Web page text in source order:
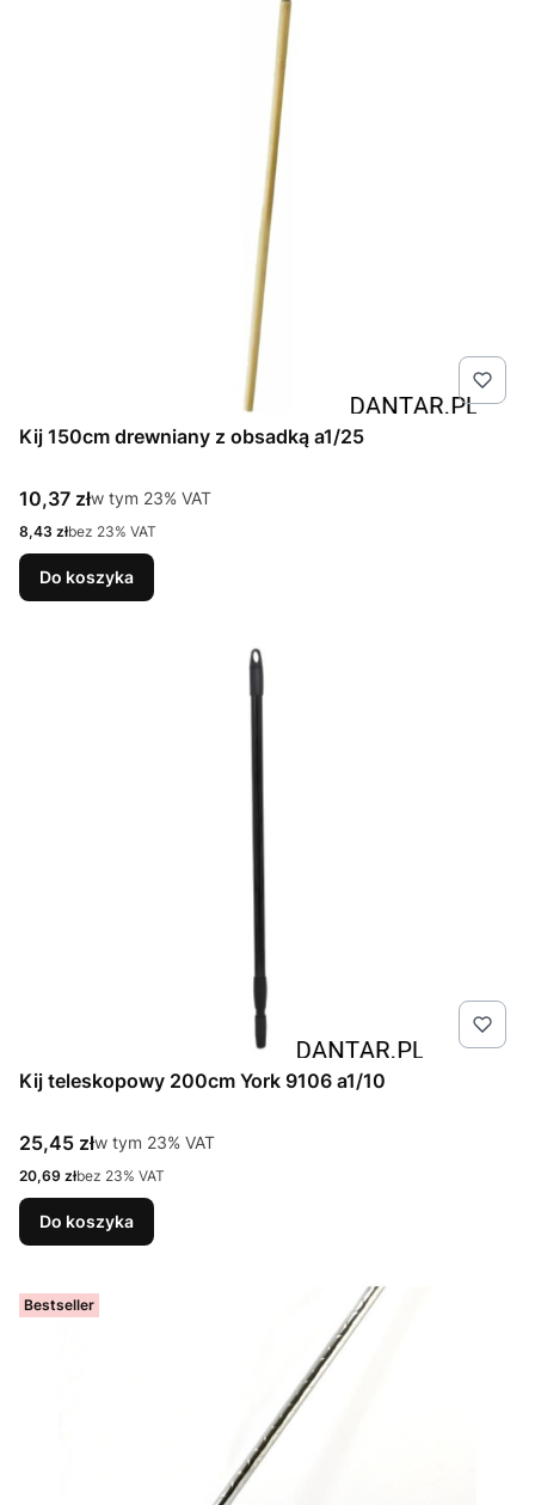
Kij 150cm drewniany z obsadką a1/25
Cena brutto
10,37 złw tym %s VAT
w tym 23% VAT
Cena netto
8,43 złbez 23% VAT
Do koszyka
Kij teleskopowy 200cm York 9106 a1/10
Cena brutto
25,45 złw tym %s VAT
w tym 23% VAT
Cena netto
20,69 złbez 23% VAT
Do koszyka
Bestseller